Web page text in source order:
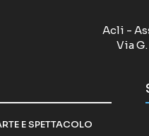
Acli -
Via
E SPETTACOLO